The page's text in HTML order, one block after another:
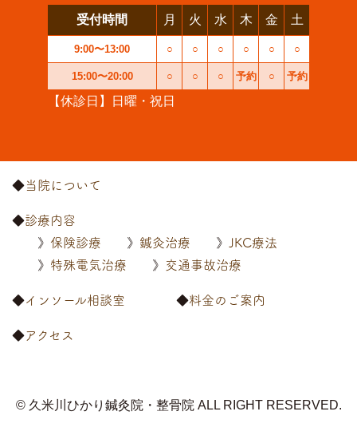
受付時間 月 火 水 木 金 土
9:00〜13:00 ○ ○ ○ ○ ○ ○
15:00〜20:00 ○ ○ ○ 予約 ○ 予約
【休診日】日曜・祝日
当院について
診療内容
保険診療
鍼灸治療
JKC療法
特殊電気治療
交通事故治療
インソール相談室 料金のご案内
アクセス
© 久米川ひかり鍼灸院・整骨院ALL RIGHT RESERVED.